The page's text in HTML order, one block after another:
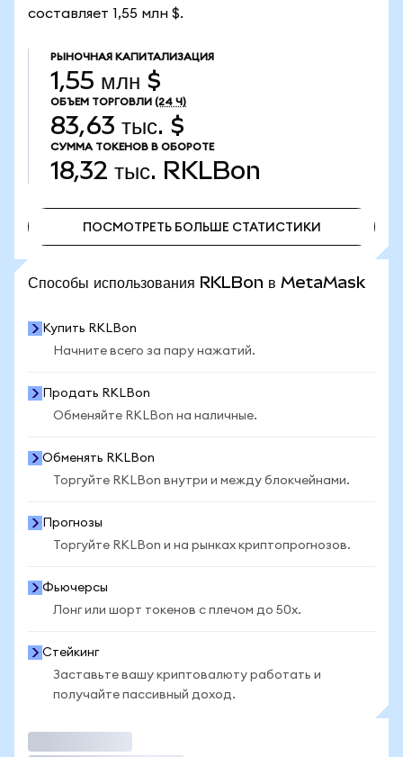
составляет 1,55 млн $.
РЫНОЧНАЯ КАПИТАЛИЗАЦИЯ
1,55 млн $
ОБЪЕМ ТОРГОВЛИ (24 Ч)
83,63 тыс. $
СУММА ТОКЕНОВ В ОБОРОТЕ
18,32 тыс. RKLBon
ПОСМОТРЕТЬ БОЛЬШЕ СТАТИСТИКИ
Способы использования RKLBon в MetaMask
Купить RKLBon
Начните всего за пару нажатий.
Продать RKLBon
Обменяйте RKLBon на наличные.
Обменять RKLBon
Торгуйте RKLBon внутри и между блокчейнами.
Прогнозы
Торгуйте RKLBon и на рынках криптопрогнозов.
Фьючерсы
Лонг или шорт токенов с плечом до 50x.
Стейкинг
Заставьте вашу криптовалюту работать и
получайте пассивный доход.